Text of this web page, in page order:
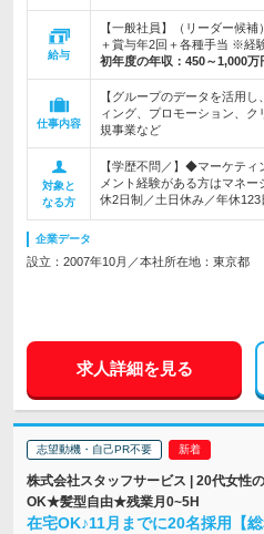
給与
【一般社員】（リーダー候
＋賞与年2回＋各種手当 ※経
初年度の年収： 450～1,000万
仕事内容
【グループのデータを活用
ィング、プロモーション、
規事業など
対象と
なる方
【学歴不問／】◆マーケテ
メント経験がある方はマネ
休2日制／土日休み／年休123
企業データ
設立：2007年10月／本社所在地：東京都
求人詳細を見る
志望動機・自己PR不要
株式会社スタッフサービス | 20代女
OK★髪型自由★残業月0~5H
在宅OK♪11月までに20名採用【